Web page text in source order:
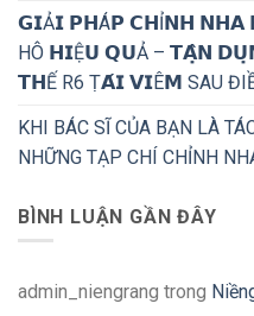
𝗚𝗜Ả𝗜 𝗣𝗛Á𝗣 𝗖𝗛Ỉ𝗡𝗛 𝗡𝗛𝗔
HÔ 𝗛𝗜Ệ𝗨 𝗤𝗨Ả – 𝗧𝗔̣̂𝗡
𝗧𝗛Ế R6 Ṭ𝗔́𝗜 𝗩𝗜Ê𝗠 SAU
KHI BÁC SĨ CỦA BẠN LÀ
NHỮNG TẠP CHÍ CHỈNH
BÌNH LUẬN GẦN ĐÂY
admin_niengrang trong